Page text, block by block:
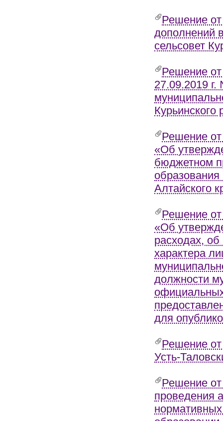
Решение
дополнений
сельсовет
Решение
27.09.2019
Курьинского
Решение
«Об
бюджетном
образования
Алтайского
Решение
«Об
расходах,
характера
должности
для
Решение
Усть-
Решение
проведения